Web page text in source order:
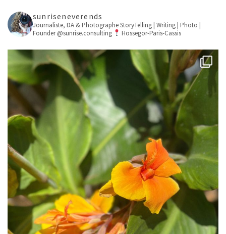
sunriseneverends
Journaliste, DA & PhotographeStoryTelling | Writing | Photo |
Founder @sunrise.consulting
Hossegor-Paris-Cassis